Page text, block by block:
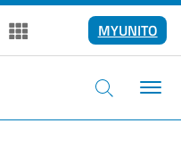
Altri social
MYUNITO